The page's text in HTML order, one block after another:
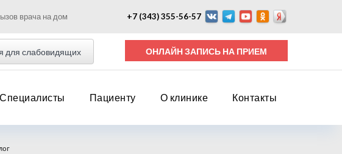
врача на дом +7 (343) 355-56-57
для слабовидящих ОНЛАЙН ЗАПИСЬ НА ПРИЕМ
Специалисты Пациенту О клинике Контакты